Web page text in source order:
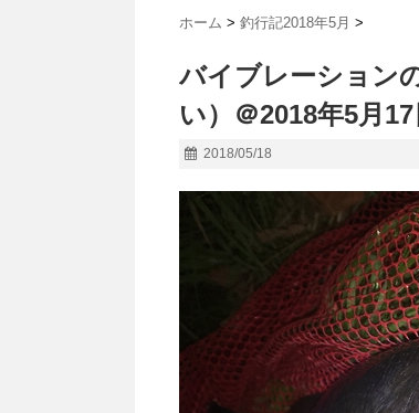
ホーム > 釣行記2018年5月 >
バイブレーション
い）＠2018年5月17
2018/05/18